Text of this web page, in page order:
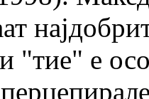
"тие" е